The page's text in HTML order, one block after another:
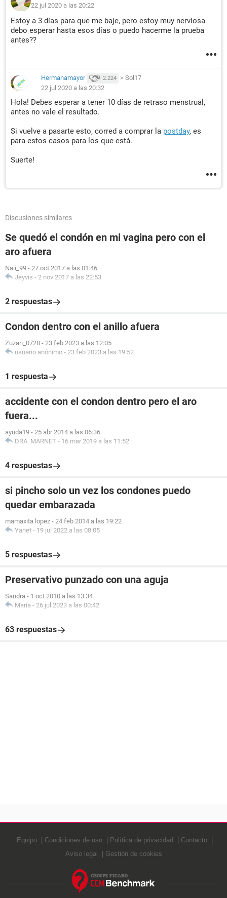
22 jul 2020 a las 20:22
Estoy a 3 días para que me baje, pero estoy muy nerviosa
debo esperar hasta esos días o puedo hacerme la prueba
antes??
Hermanamayor 2.224 > Sol17
22 jul 2020 a las 20:32
Hola! Debes esperar a tener 10 días de retraso menstrual,
antes no vale el resultado.
Si vuelve a pasarte esto, corred a comprar la postday, es
para estos casos para los que está.
Suerte!
Discusiones similares
Se quedó el condón en mi vagina pero con el
aro afuera
Naii_99 - 27 oct 2017 a las 01:46
Jeyvis - 2 nov 2017 a las 22:53
2 respuestas
Condon dentro con el anillo afuera
Zuzan_0728 - 23 feb 2023 a las 12:05
usuario anónimo - 23 feb 2023 a las 19:52
1 respuesta
accidente con el condon dentro pero el aro
fuera...
ayuda19 - 25 abr 2014 a las 06:36
DRA. MARNET - 16 mar 2019 a las 11:52
4 respuestas
si pincho solo un vez los condones puedo
quedar embarazada
mamaxita lopez - 24 feb 2014 a las 19:22
Yanet - 19 jul 2022 a las 08:05
5 respuestas
Preservativo punzado con una aguja
Sandra - 1 oct 2010 a las 13:34
Maria - 26 jul 2023 a las 00:42
63 respuestas
Equipo Condiciones de uso Política de privacidad
Contacto
Aviso legal
Gestión de cookies